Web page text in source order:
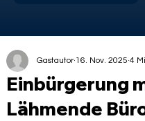
Einbürgerung
Lähmende
Gastautor 16. Nov. 2025 4